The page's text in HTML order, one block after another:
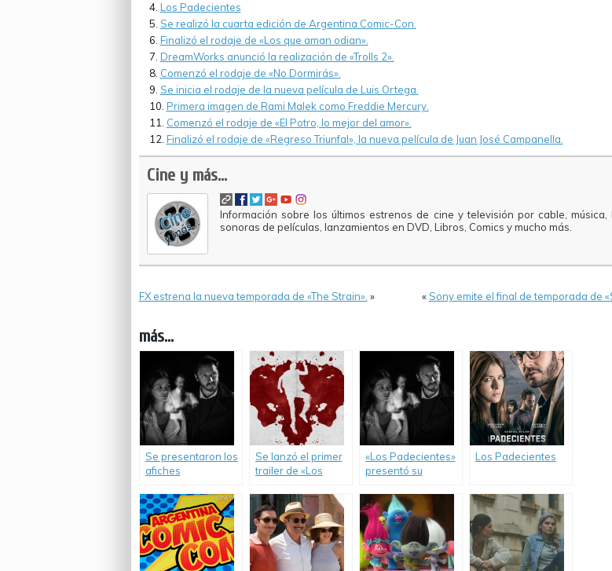
Los Padecientes
Se realizó la cuarta edición de Argentina Comic-Con.
Finalizó el rodaje de «Los que aman odian».
DreamWorks anunció la realización de «Trolls 2».
Comenzó el rodaje de «No Dormirás».
Se inicia el rodaje de la nueva película de Luis Ortega.
Primera imagen de Rami Malek como Freddie Mercury.
Comenzó el rodaje de «El Potro, lo mejor del amor».
Finalizó el rodaje de «Regreso Triunfal», la nueva película de Juan José Campanella.
Cine y más...
Información sobre los últimos estrenos de cine y televisión por cable, música,
sonoras de películas, lanzamientos en DVD, Libros, Comics y mucho más.
FX estrena la nueva temporada de «The Strain». » «Sony emite el final de temporada de
más...
Se presentaron los
afiches
«Los Padecientes».
Se lanzó el primer
trailer de «Los
«Los Padecientes»
presentó su
trailer.
Los Padecientes